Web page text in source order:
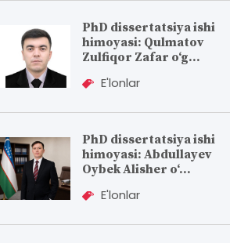
PhD dissertatsiya ishi
himoyasi: Qulmatov
Zulfiqor Zafar o‘g...
E'lonlar
PhD dissertatsiya ishi
himoyasi: Abdullayev
Oybek Alisher o‘...
E'lonlar